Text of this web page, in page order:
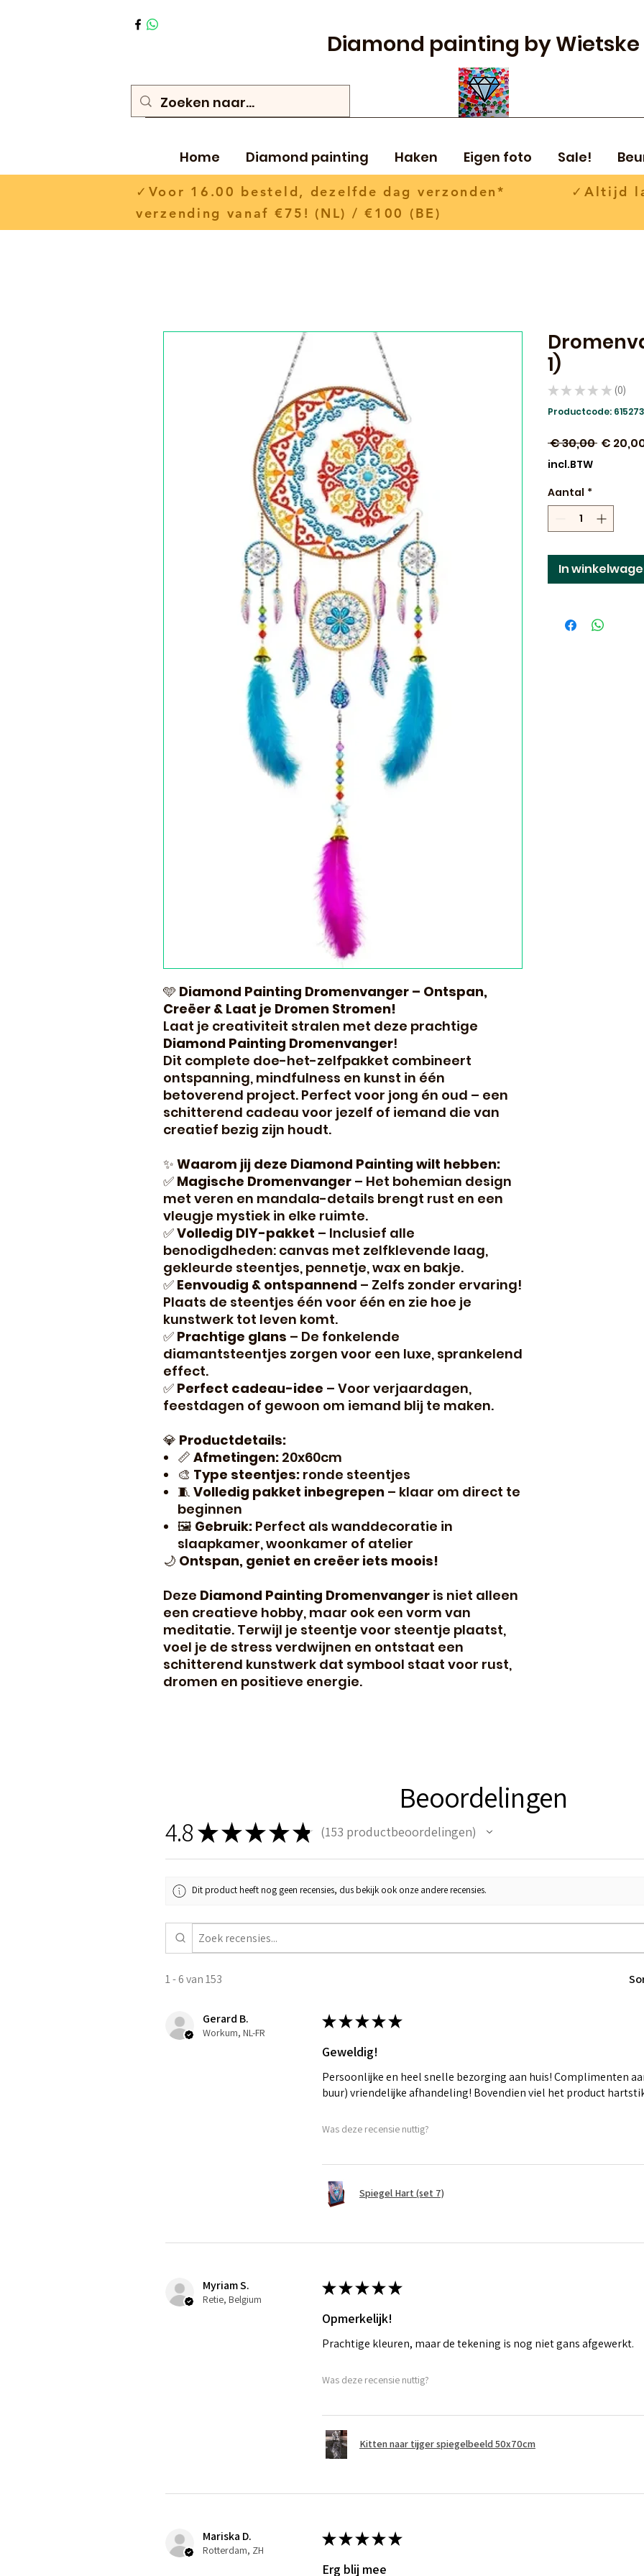
Diamond painting by Wietske
Home Diamond painting Haken Eigen foto Sale!
✓Voor 16.00 besteld, dezelfde dag verzonden* ✓Altijd
verzending vanaf €75! (NL) / €100 (BE)
🩵 Diamond Painting Dromenvanger – Ontspan,
Creëer & Laat je Dromen Stromen!
Laat je creativiteit stralen met deze prachtige
Diamond Painting Dromenvanger!
Dit complete doe-het-zelfpakket combineert
ontspanning, mindfulness en kunst in één
betoverend project. Perfect voor jong én oud – een
schitterend cadeau voor jezelf of iemand die van
creatief bezig zijn houdt.
✨ Waarom jij deze Diamond Painting wilt hebben:
✅ Magische Dromenvanger – Het bohemian design
met veren en mandala-details brengt rust en een
vleugje mystiek in elke ruimte.
✅Volledig DIY-pakket – Inclusief alle
benodigdheden: canvas met zelfklevende laag,
gekleurde steentjes, pennetje, wax en bakje.
✅ Eenvoudig & ontspannend – Zelfs zonder ervaring!
Plaats de steentjes één voor één en zie hoe je
kunstwerk tot leven komt.
✅ Prachtige glans – De fonkelende
diamantsteentjes zorgen voor een luxe, sprankelend
effect.
✅ Perfect cadeau-idee – Voor verjaardagen,
feestdagen of gewoon om iemand blij te maken.
💎 Productdetails:
📏 Afmetingen: 20x60cm
🎨 Type steentjes: ronde steentjes
🧵 Volledig pakket inbegrepen – klaar om direct te
beginnen
🖼️ Gebruik: Perfect als wanddecoratie in
slaapkamer, woonkamer of atelier
🌙 Ontspan, geniet en creëer iets moois!
Deze Diamond Painting Dromenvanger is niet alleen
een creatieve hobby, maar ook een vorm van
meditatie. Terwijl je steentje voor steentje plaatst,
voel je de stress verdwijnen en ontstaat een
schitterend kunstwerk dat symbool staat voor rust,
dromen en positieve energie.
1)
★ ★ ★ ★ ★ 0
0
Productcode:
€ 30,00 €
incl.BTW
Aantal *
In
Beoordelingen
4.8★★★★★ 153 productbeoordelingen
153
Dit product heeft nog geen recensies, dus bekijk ook onze andere recensies.
1 - 6 van 153
Gerard B.
Workum, NL-FR
★★★★★
Geweldig!
Persoonlijke en heel snelle bezorging aan huis! Complimenten
buur) vriendelijke afhandeling! Bovendien viel het product
Was deze recensie nuttig?
Spiegel Hart (set 7)
Myriam S.
Retie, Belgium
★★★★★
Opmerkelijk!
Prachtige kleuren, maar de tekening is nog niet gans afgewerkt.
Was deze recensie nuttig?
Kitten naar tijger spiegelbeeld 50x70cm
Mariska D.
Rotterdam, ZH
★★★★★
Erg blij mee